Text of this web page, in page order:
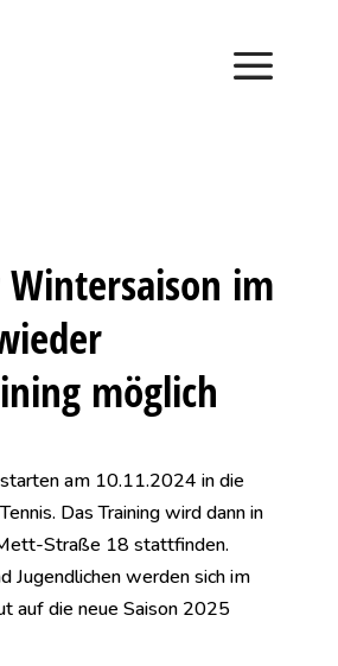
Jetzt ein Schnuppertraining für
und zu Saisonbeginn dabei sein.
im
möglich
am 10.11.2024 in die
Das Training wird dann in
Straße 18 stattfinden.
Jugendlichen werden sich im
auf die neue Saison 2025